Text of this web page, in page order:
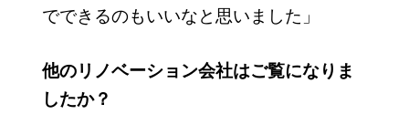
でできるのもいいなと思いました」
他のリノベーション会社はご覧になりま
したか？